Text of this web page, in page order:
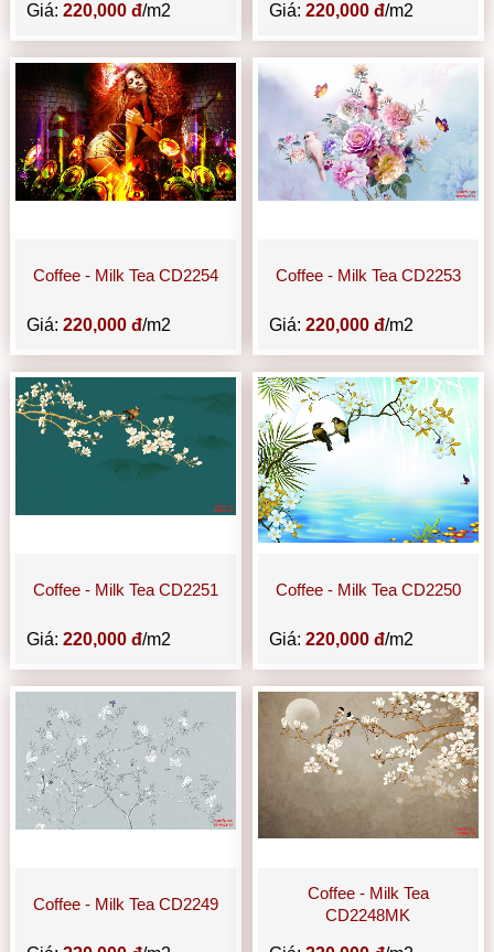
Giá:220,000 đ/m2 Giá: 220,000 đ/m2
Coffee - Milk Tea CD2254
Giá:220,000 đ/m2
Coffee - Milk Tea CD2253
Giá: 220,000 đ/m2
Coffee - Milk Tea CD2251
Giá:220,000 đ/m2
Coffee - Milk Tea CD2250
Giá: 220,000 đ/m2
Coffee - Milk Tea CD2249
Coffee - Milk Tea
CD2248MK